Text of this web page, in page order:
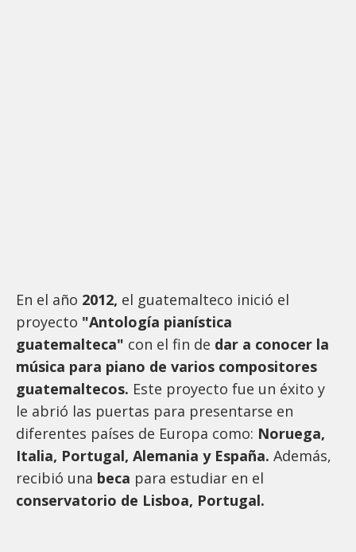
En el año 2012, el guatemalteco inició el
proyecto "Antología pianística
guatemalteca" con el fin de dar a conocer la
música para piano de varios compositores
guatemaltecos. Este proyecto fue un éxito y
le abrió las puertas para presentarse en
diferentes países de Europa como: Noruega,
Italia, Portugal, Alemania y España. Además,
recibió una beca para estudiar en el
conservatorio de Lisboa, Portugal.